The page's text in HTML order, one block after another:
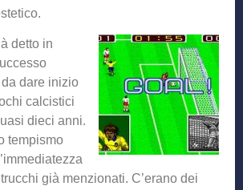
detto in
dare inizio
calcistici
dieci anni.
tempismo
già menzionati. C’erano dei